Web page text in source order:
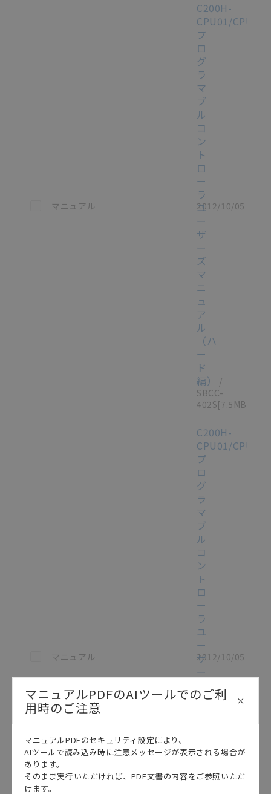
この資料を選択
マニュアル
C200H-
CPU01/
プ
ロ
グ
ラ
マ
ブ
ル
コ
ン
ト
ロ
ー
ラ
ユ
ー
ザ
ー
ズ
マ
ニ
ュ
ア
ル
（ハ
ー
ド
編）
/
SBCC-
402S[7.5MB]
2012/10/05
この資料を選択
マニュアル
C200H-
CPU01/
プ
ロ
グ
ラ
マ
ブ
ル
コ
ン
ト
ロ
ー
ラ
ユ
ー
ザ
ー
マ
ュ
ル
ロ
2012/10/05
マニュアルPDFのAIツールでのご利
用時のご注意
マニュアルPDFのセキュリティ設定により、
AIツールで読み込み時に注意メッセージが表示される場合が
あります。
そのまま実行いただければ、PDF文書の内容をご参照いただ
けます。